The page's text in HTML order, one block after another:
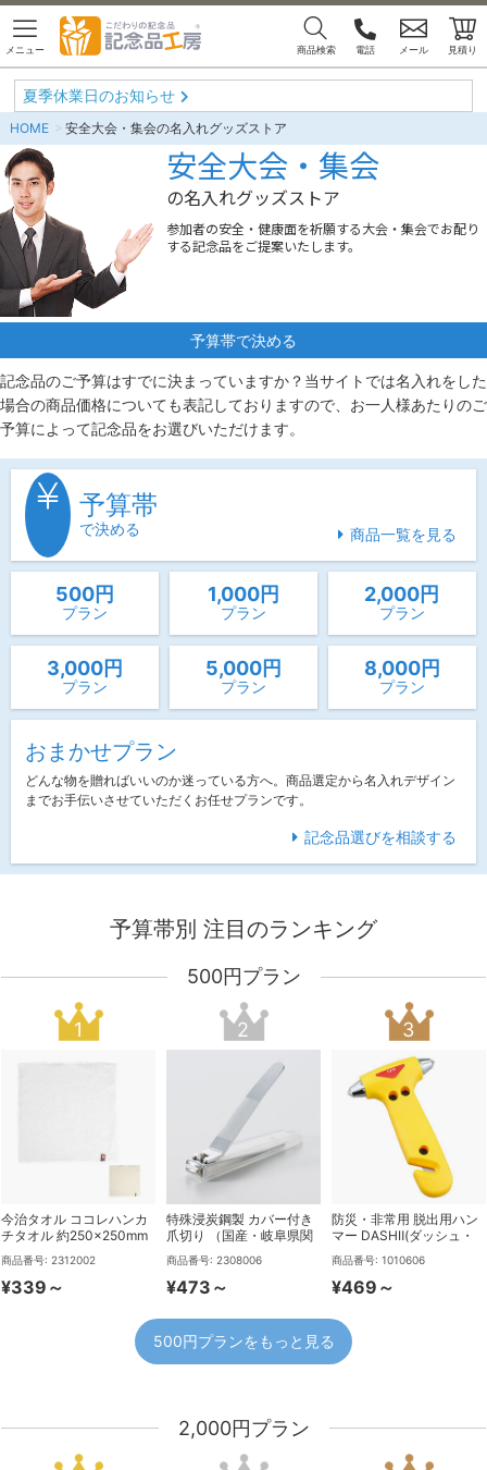
メニュー 商品検索 電話 メール 見積り
夏季休業日のお知らせ
HOME 安全大会・集会の名入れグッズストア
安全大会・集会
の名入れグッズストア
参加者の安全・健康面を祈願する大会・集会でお配り
する記念品をご提案いたします。
予算帯で決める
記念品のご予算はすでに決まっていますか？当サイトでは名入れをした
場合の商品価格についても表記しておりますので、お一人様あたりのご
予算によって記念品をお選びいただけます。
予算帯
で決める 商品一覧を見る
500円
プラン
1,000円
プラン
2,000円
プラン
3,000円
プラン
5,000円
プラン
8,000円
プラン
おまかせプラン
どんな物を贈ればいいのか迷っている方へ。商品選定から名入れデザイン
までお手伝いさせていただくお任せプランです。
記念品選びを相談する
予算帯別 注目のランキング
500円プラン
今治タオル ココレハンカ
チタオル 約250×250mm
商品番号: 2312002
¥339～
特殊浸炭鋼製 カバー付き
爪切り （国産・岐阜県関
市）
商品番号: 2308006
¥473～
防災・非常用 脱出用ハン
マー DASHⅡ(ダッシュ・
ツー)
商品番号: 1010606
¥469～
500円プランをもっと見る
2,000円プラン